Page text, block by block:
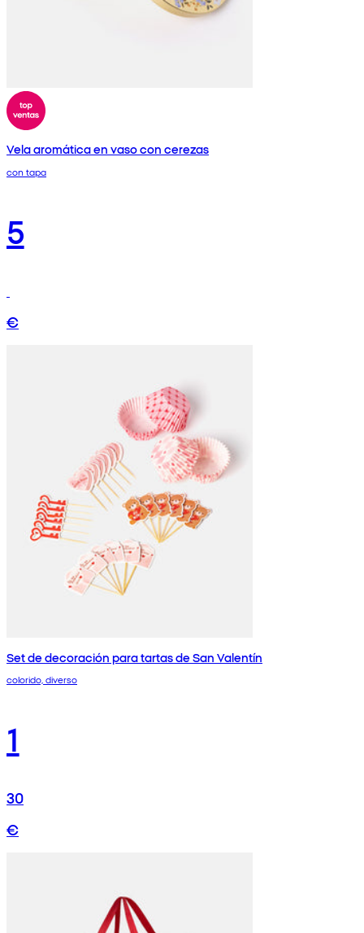
Vela aromática en vaso con cerezas
con tapa
5
€
Set de decoración para tartas de San Valentín
colorido, diverso
1
30
€